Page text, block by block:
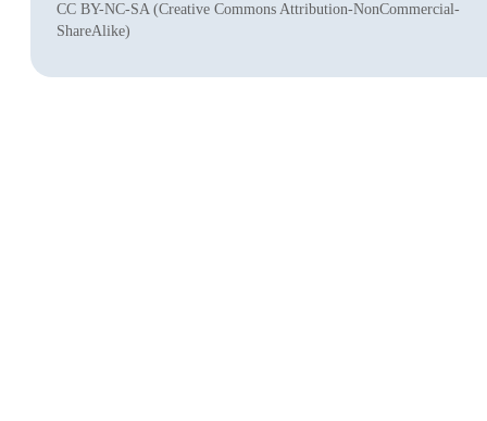
CC BY-NC-SA (Creative Commons Attribution-NonCommercial-
ShareAlike)